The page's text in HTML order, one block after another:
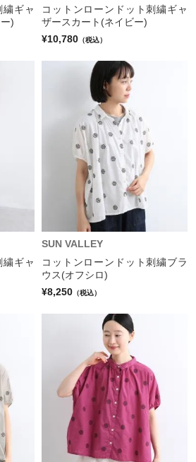
繍ギャ
)
コットンローンドット刺繍ギャ
ザースカート(ネイビー)
¥10,780 （税込）
繍ギャ
SUN VALLEY
コットンローンドット刺繍ブラ
ウス(オフシロ)
¥8,250 （税込）